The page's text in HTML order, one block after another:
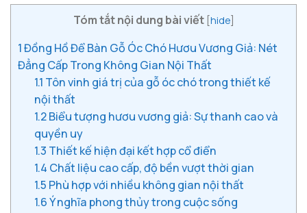
Tóm tắt nội dung bài viết [hide]
1Đồng Hồ Để Bàn Gỗ Óc Chó Hươu Vương Giả: Nét
Đẳng Cấp Trong Không Gian Nội Thất
1.1 Tôn vinh giá trị của gỗ óc chó trong thiết kế
nội thất
1.2Biểu tượng hươu vương giả: Sự thanh cao và
quyền uy
1.3 Thiết kế hiện đại kết hợp cổ điển
1.4 Chất liệu cao cấp, độ bền vượt thời gian
1.5 Phù hợp với nhiều không gian nội thất
1.6Ý nghĩa phong thủy trong cuộc sống